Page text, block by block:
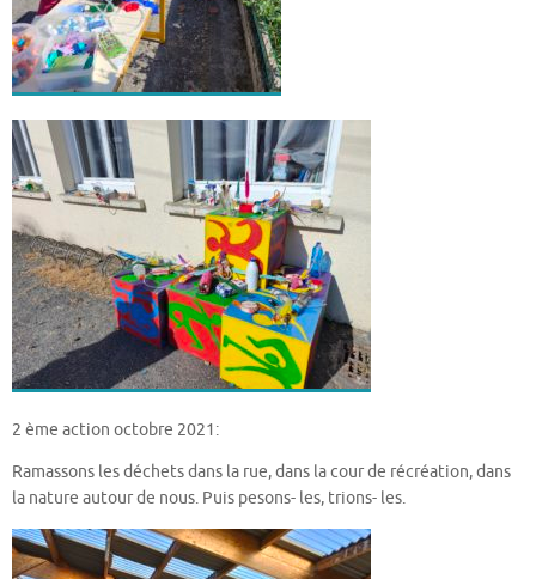
2 ème action octobre 2021:
Ramassons les déchets dans la rue, dans la cour de récréation, dans
la nature autour de nous. Puis pesons- les, trions- les.